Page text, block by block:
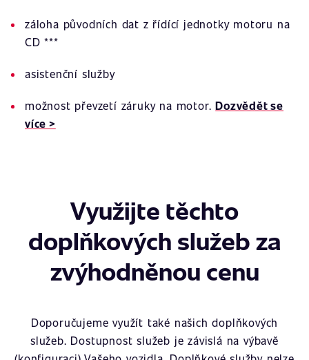
záloha původních dat z řídící jednotky motoru na
CD ***
asistenční služby
možnost převzetí záruky na motor.Dozvědět se
více >
Využijte těchto
doplňkových služeb za
zvýhodněnou cenu
Doporučujeme využít také našich doplňkových
služeb. Dostupnost služeb je závislá na výbavě